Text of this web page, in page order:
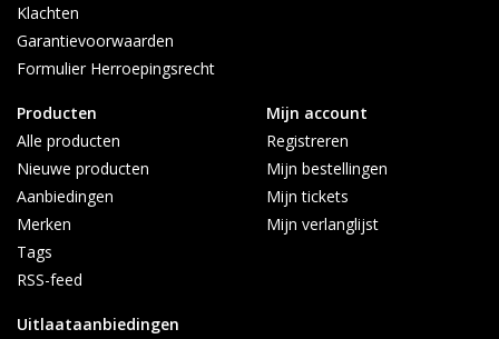
Klachten
Garantievoorwaarden
Formulier Herroepingsrecht
Producten
Alle producten
Nieuwe producten
Aanbiedingen
Merken
Tags
RSS-feed
Mijn account
Registreren
Mijn bestellingen
Mijn tickets
Mijn verlanglijst
Uitlaataanbiedingen